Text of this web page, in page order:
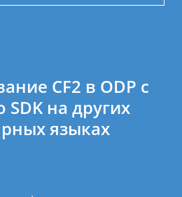
CF2 в ODP с
на других
языках